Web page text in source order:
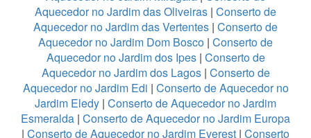
Aquecedor no Jardim das Oliveiras | Conserto de
Aquecedor no Jardim das Vertentes | Conserto de
Aquecedor no Jardim Dom Bosco | Conserto de
Aquecedor no Jardim dos Ipes| Conserto de
Aquecedor no Jardim dos Lagos| Conserto de
Aquecedor no Jardim Edi | Conserto de Aquecedor no
Jardim Eledy | Conserto de Aquecedor no Jardim
Esmeralda | Conserto de Aquecedor no Jardim Europa
| Conserto de Aquecedor no Jardim Everest | Conserto